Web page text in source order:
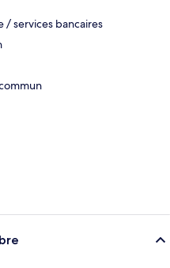
services bancaires